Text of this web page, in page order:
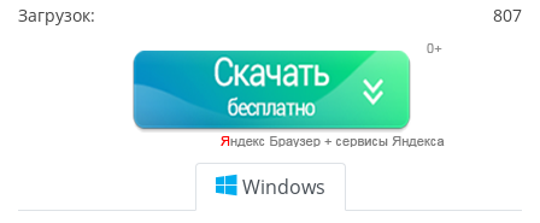
Загрузок:
807
Windows